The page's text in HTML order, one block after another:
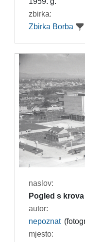
zbirka:
Zbirka Borba
naslov:
Pogled s
autor:
nepoznat
mjesto: